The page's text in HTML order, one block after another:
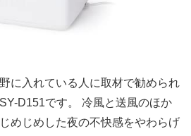
に入れている人に取材で勧められ
D151です。 冷風と送風のほか
めじめした夜の不快感をやわらげ